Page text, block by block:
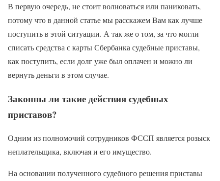
В первую очередь, не стоит волноваться или паниковать,
потому что в данной статье мы расскажем Вам как лучше
поступить в этой ситуации. А так же о том, за что могли
списать средства с карты Сбербанка судебные приставы,
как поступить, если долг уже был оплачен и можно ли
вернуть деньги в этом случае.
Законны ли такие действия судебных
приставов?
Одним из полномочий сотрудников ФССП является розыск
неплательщика, включая и его имущество.
На основании полученного судебного решения приставы